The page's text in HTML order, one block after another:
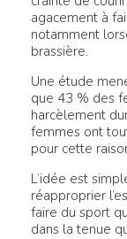
agacement à
notamment
brassière.
Une étude
que 43 % des
harcèlement
femmes ont
pour cette
L’idée est
réapproprier
faire du sport
dans la tenue